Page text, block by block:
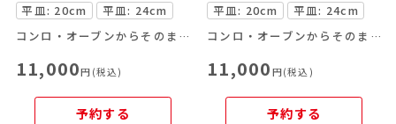
平皿: 20cm
平皿: 24cm
コンロ・オーブンからそのまま食卓へ
11,000円(税込)
予約する
平皿: 20cm
平皿: 24cm
コンロ・オーブンからそのまま食卓へ
11,000 円(税込)
予約する